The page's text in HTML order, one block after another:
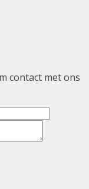
contact met ons